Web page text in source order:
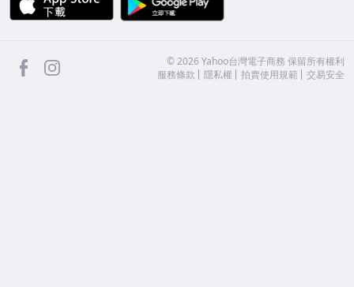
facebook ©2026 Yahoo台灣電子商務 保留所有權利
服務條款
隱私權 拍賣使用規範 交易安全